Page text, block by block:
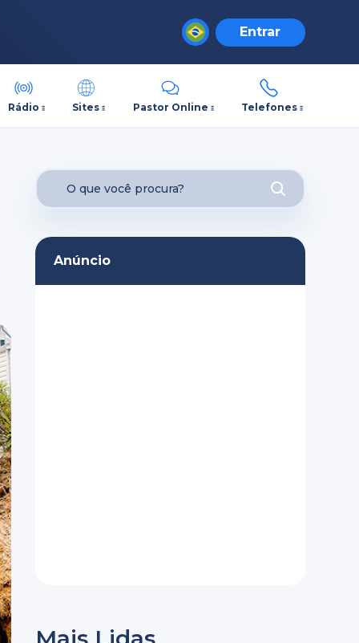
Entrar
Rádio Sites Pastor Online Telefones
Anúncio